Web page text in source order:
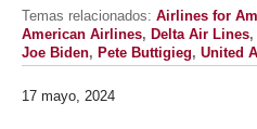
Temas relacionados: Airlines for
American Airlines, Delta Air Lines,
Joe Biden, Pete Buttigieg, United
17 mayo, 2024